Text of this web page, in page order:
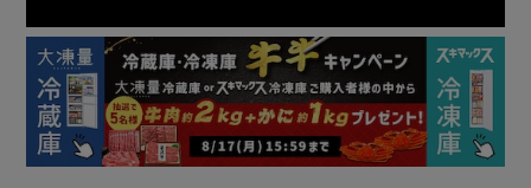
◆整理しやすい冷蔵室
冷蔵室は3つのエリアに分かれていて、食品が探しやすい。
最大冷蔵容量112L。 ※セレクトルーム「冷凍」設定時
［いつでも清潔ガラス棚］
ニオイ移りも少なく清潔で、汚れもよりふき取りやすい。
［小物もすっきりドアポケット］